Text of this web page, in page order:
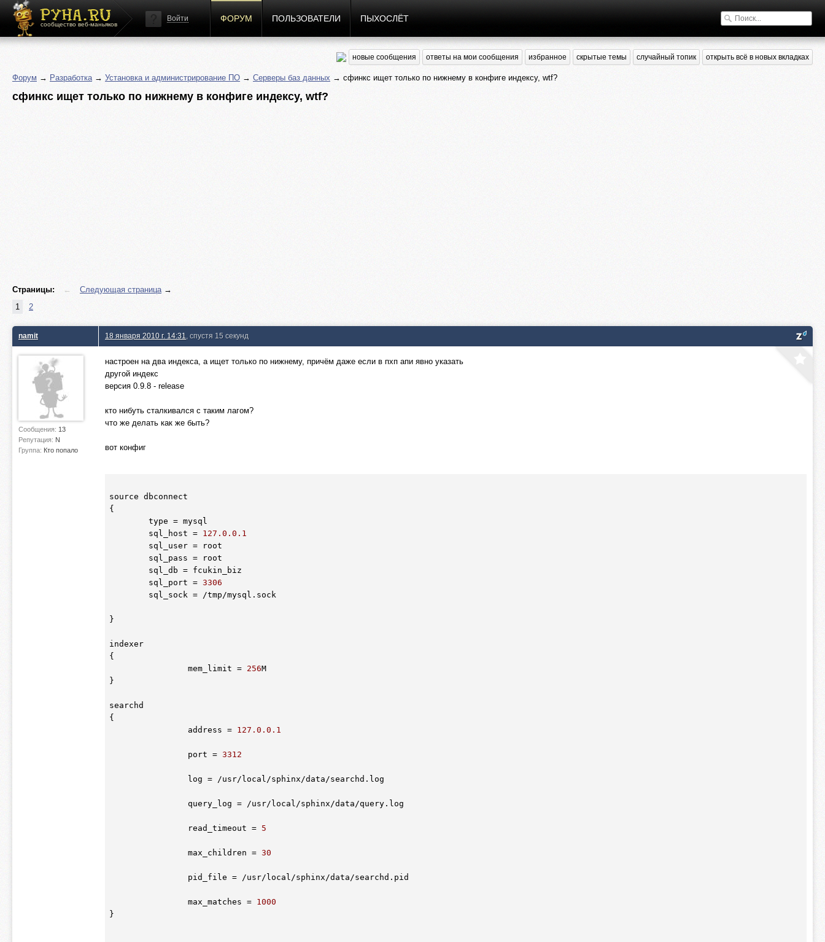
сообщество веб-маньяков
Войти ФОРУМ ПОЛЬЗОВАТЕЛИ ПЫХОСЛЁТ
новые сообщения ответы на мои сообщения избранное скрытые темы случайный топик открыть всё в новых вкладках
Форум → Разработка→ Установка и администрирование ПО → Серверы баз данных → сфинкс ищет только по нижнему в конфиге индексу, wtf?
сфинкс ищет только по нижнему в конфиге индексу, wtf?
Страницы: ← Следующая страница→
1
2
namit
Сообщения: 13
Репутация: N
Группа: Кто попало
18 января 2010 г. 14:31 , спустя 15 секунд
настроен на два индекса, а ищет только по нижнему, причём даже если в пхп апи явно указать
другой индекс
версия 0.9.8 - release
кто нибуть сталкивался с таким лагом?
что же делать как же быть?
вот конфиг
source dbconnect
{
	sql_host =
127.0 .0 .1
	sql_port =
3306
	sql_sock = /tmp/mysql
.sock
}
indexer
{
		mem_limit =
256M
}
searchd
{
		address =
127.0 .0 .1
		port =
3312
		log = /usr/local/sphinx/data/searchd
.log
		query_log = /usr/local/sphinx/data/query
.log
		read_timeout =
5
		max_children =
30
		pid_file = /usr/local/sphinx/data/searchd
.pid
		max_matches =
1000
}